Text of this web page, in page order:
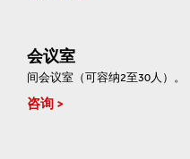
会议室
间会议室（可容纳2至30人）。
咨询